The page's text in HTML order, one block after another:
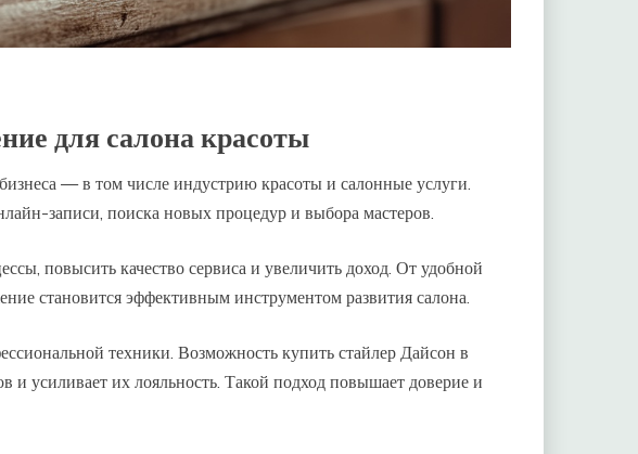
для салона красоты
— в том числе индустрию красоты и салонные услуги.
записи, поиска новых процедур и выбора мастеров.
повысить качество сервиса и увеличить доход. От удобной
становится эффективным инструментом развития салона.
техники. Возможность купить стайлер Дайсон в
и усиливает их лояльность. Такой подход повышает доверие и